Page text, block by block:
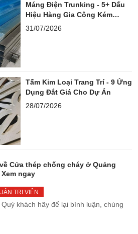
Máng Điện Trunking - 5+ Dấu
Hiệu Hàng Gia Công Kém
Chuẩn
31/07/2026
Tấm Kim Loại Trang Trí - 9 Ứng
Dụng Đắt Giá Cho Dự Án
28/07/2026
về Cửa thép chống cháy ở Quảng
ngay
TRỊ VIÊN
khách hãy để lại bình luận, chúng